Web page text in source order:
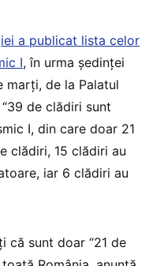
a publicat lista celor
I, în urma ședinței
marți, de la Palatul
de clădiri sunt
I, din care doar 21
clădiri, 15 clădiri au
iar 6 clădiri au
că sunt doar “21 de